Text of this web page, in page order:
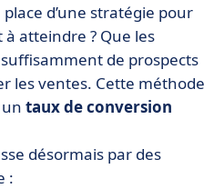
d’une stratégie pour
à atteindre ? Que les
de prospects
les ventes. Cette méthode
taux de conversion
désormais par des
: